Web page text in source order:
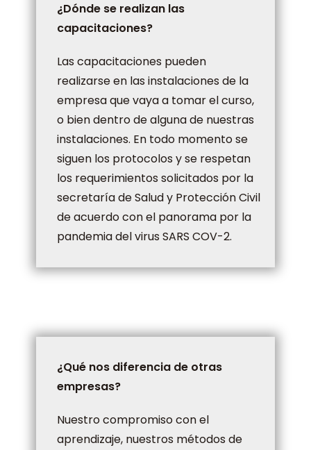
¿Dónde se realizan las
capacitaciones?
Las capacitaciones pueden
realizarse en las instalaciones de la
empresa que vaya a tomar el curso,
o bien dentro de alguna de nuestras
instalaciones. En todo momento se
siguen los protocolos y se respetan
los requerimientos solicitados por la
secretaría de Salud y Protección Civil
de acuerdo con el panorama por la
pandemia del virus SARS COV-2.
¿Qué nos diferencia de otras
empresas?
Nuestro compromiso con el
aprendizaje, nuestros métodos de